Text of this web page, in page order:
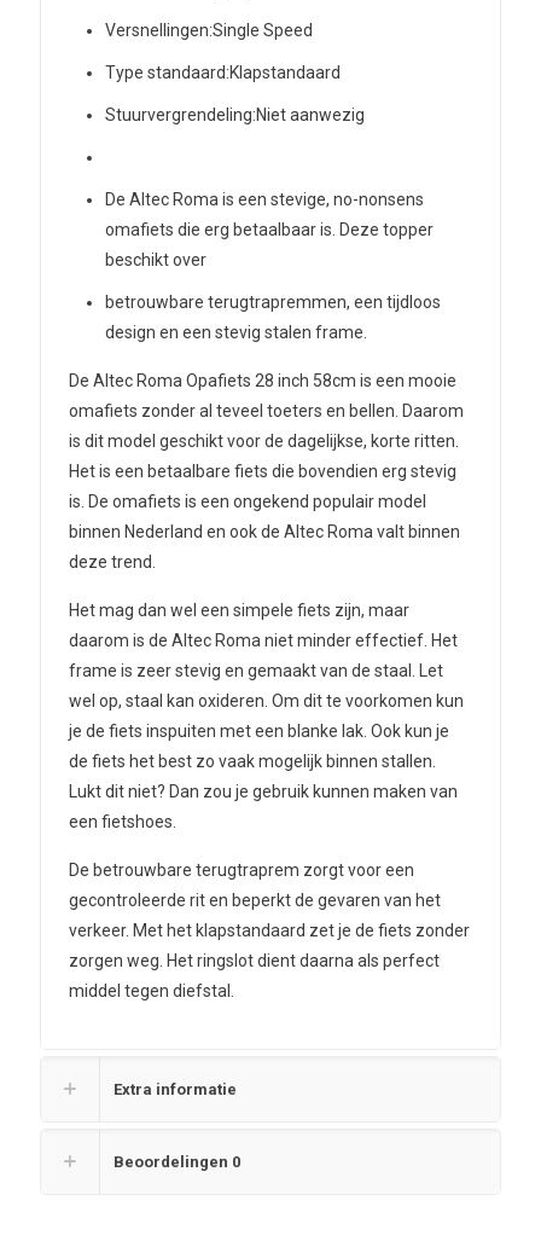
Versnellingen:Single Speed
Type standaard:Klapstandaard
Stuurvergrendeling:Niet aanwezig
De Altec Roma is een stevige, no-nonsens
omafiets die erg betaalbaar is. Deze topper
beschikt over
betrouwbare terugtrapremmen, een tijdloos
design en een stevig stalen frame.
De Altec Roma Opafiets 28 inch 58cm is een mooie
omafiets zonder al teveel toeters en bellen. Daarom
is dit model geschikt voor de dagelijkse, korte ritten.
Het is een betaalbare fiets die bovendien erg stevig
is. De omafiets is een ongekend populair model
binnen Nederland en ook de Altec Roma valt binnen
deze trend.
Het mag dan wel een simpele fiets zijn, maar
daarom is de Altec Roma niet minder effectief. Het
frame is zeer stevig en gemaakt van de staal. Let
wel op, staal kan oxideren. Om dit te voorkomen kun
je de fiets inspuiten met een blanke lak. Ook kun je
de fiets het best zo vaak mogelijk binnen stallen.
Lukt dit niet? Dan zou je gebruik kunnen maken van
een fietshoes.
De betrouwbare terugtraprem zorgt voor een
gecontroleerde rit en beperkt de gevaren van het
verkeer. Met het klapstandaard zet je de fiets zonder
zorgen weg. Het ringslot dient daarna als perfect
middel tegen diefstal.
Extra informatie
Beoordelingen 0